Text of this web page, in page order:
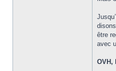
être
avec
OVH,